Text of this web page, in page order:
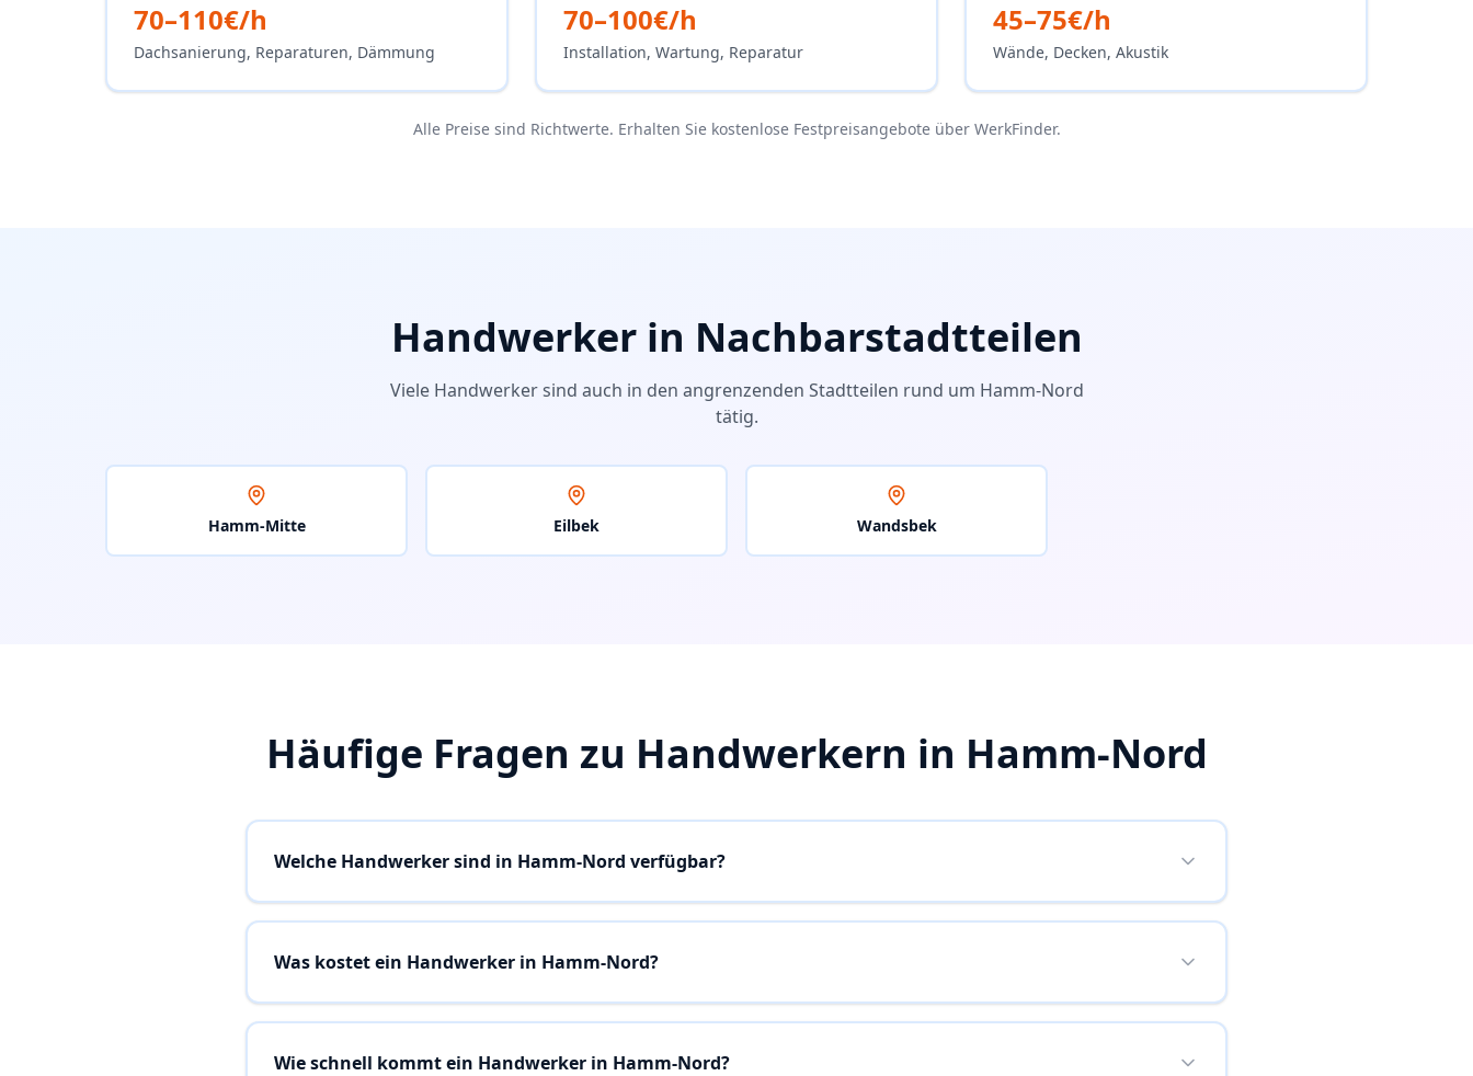
70–110€/h
Dachsanierung, Reparaturen, Dämmung
70–100€/h
Installation, Wartung, Reparatur
45–75€/h
Wände, Decken, Akustik
Alle Preise sind Richtwerte. Erhalten Sie kostenlose Festpreisangebote über WerkFinder.
Handwerker in Nachbarstadtteilen
Viele Handwerker sind auch in den angrenzenden Stadtteilen rund um Hamm-Nord
tätig.
Hamm-Mitte Eilbek Wandsbek
Häufige Fragen zu Handwerkern in Hamm-Nord
Welche Handwerker sind in Hamm-Nord verfügbar?
Was kostet ein Handwerker in Hamm-Nord?
Wie schnell kommt ein Handwerker in Hamm-Nord?
Was soll erledigt werden?
Sanitär Elektrik